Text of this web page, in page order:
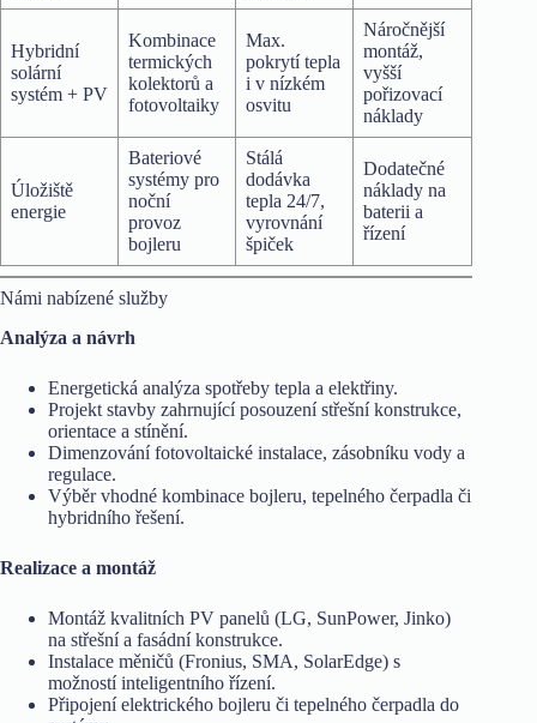
Hybridní
solární
systém + PV
Kombinace
termických
kolektorů a
fotovoltaiky
Max.
pokrytí tepla
i v nízkém
osvitu
Náročnější
montáž,
vyšší
pořizovací
náklady
Úložiště
energie
Bateriové
systémy pro
noční
provoz
bojleru
Stálá
dodávka
tepla 24/7,
vyrovnání
špiček
Dodatečné
náklady na
baterii a
řízení
Námi nabízené služby
Analýza a návrh
Energetická analýza spotřeby tepla a elektřiny.
Projekt stavby zahrnující posouzení střešní konstrukce,
orientace a stínění.
Dimenzování fotovoltaické instalace, zásobníku vody a
regulace.
Výběr vhodné kombinace bojleru, tepelného čerpadla či
hybridního řešení.
Realizace a montáž
Montáž kvalitních PV panelů (LG, SunPower, Jinko)
na střešní a fasádní konstrukce.
Instalace měničů (Fronius, SMA, SolarEdge) s
možností inteligentního řízení.
Připojení elektrického bojleru či tepelného čerpadla do